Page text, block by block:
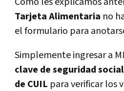
Tarjeta Alimentaria no
el formulario para
Simplemente ingresar a MI
clave de seguridad
de CUIL para verificar los